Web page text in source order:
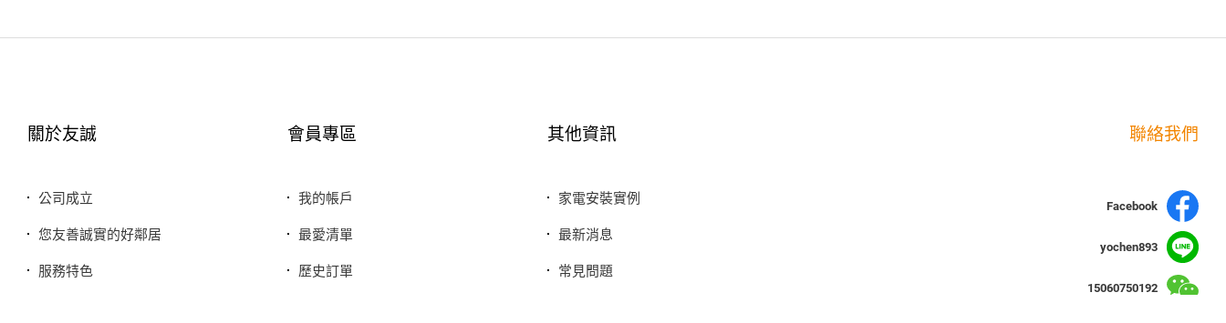
關於友誠
公司成立
您友善誠實的好鄰居
服務特色
會員專區
我的帳戶
最愛清單
歷史訂單
其他資訊
家電安裝實例
最新消息
常見問題
聯絡我們
Facebook
yochen893
15060750192